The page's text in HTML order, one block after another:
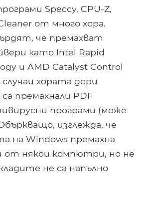
Speccy, CPU-Z,
от много хора.
че премахват
като Intel Rapid
и AMD Catalyst Control
хората дори
премахнали PDF
програми (може
изглежда, че
на Windows премахна
от някои компютри, но не
не са напълно